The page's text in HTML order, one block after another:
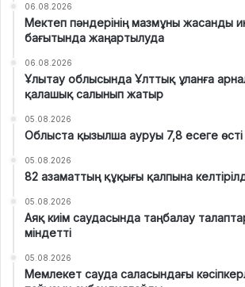
06.08.2026
Мектеп пәндерінің мазмұны жасанды
бағытында жаңартылуда
06.08.2026
Ұлытау облысында Ұлттық ұланға
қалашық салынып жатыр
05.08.2026
Облыста қызылша ауруы 7,8 есеге өсті
05.08.2026
82 азаматтың құқығы қалпына
05.08.2026
Аяқ киім саудасында таңбалау
міндетті
05.08.2026
Мемлекет сауда саласындағы